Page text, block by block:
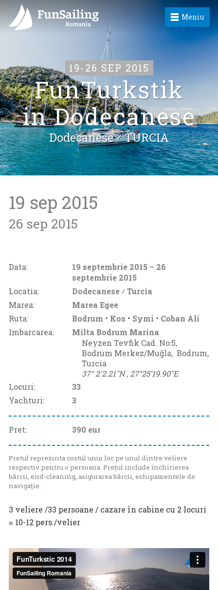
Meniu
19-26 SEP 2015
FunTurkstik
in Dodecanese
Dodecanese ⁄TURCIA
19 sep 2015
26 sep 2015
Data: 19 septembrie 2015 – 26
septembrie 2015
Locatia:
Dodecanese ⁄Turcia
Marea:
Marea Egee
Ruta:
Bodrum • Kos • Symi • Coban Ali
Imbarcarea:
Milta Bodrum Marina
Neyzen Tevfik Cad. No:5,
Bodrum Merkez/Muğla‚ Bodrum‚
Turcia
37° 2'2.21"N ‚ 27°25'19.90"E
Locuri:
33
Yachturi:
3
Pret: 390 eur
Pretul reprezinta costul unui loc pe unul dintre veliere
respectiv pentru o persoana. Prețul include închirierea
bărcii, end-cleaning, asigurarea bărcii, echipamentele de
navigație.
3 veliere /33 persoane / cazare în cabine cu 2 locuri
≈ 10-12 pers./velier